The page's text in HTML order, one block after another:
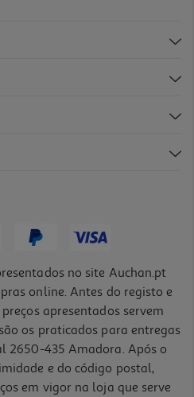
no site Auchan.pt
online. Antes do registo e
apresentados servem
os praticados para entregas
2650-435 Amadora. Após o
e do código postal,
em vigor na loja que serve